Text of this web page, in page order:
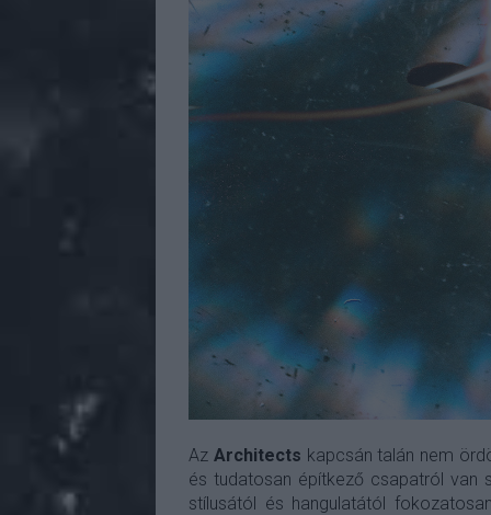
Az Architects kapcsán talán nem
és tudatosan építkező csapatról van
stílusától és hangulatától